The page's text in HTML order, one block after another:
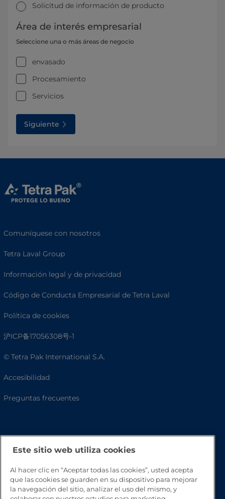
Solicitud de información de producto
Área de interés empresarial
Seleccione una o más áreas de negocio
envasado
Procesamiento
Servicios
Siguiente
Comuníquese con nosotros
Tetra Laval Group
Información legal y de privacidad
Código de Conducta Empresarial de Tetra Laval
Política de cookies
沪ICP备17056308号-1
© Tetra Pak International S.A.
Accesibilidad
Preguntas frecuentes
Este sitio web utiliza cookies
Al hacer clic en “Aceptar todas las cookies”, usted acepta
que las cookies se guarden en su dispositivo para mejorar
la navegación del sitio, analizar el uso del mismo, y